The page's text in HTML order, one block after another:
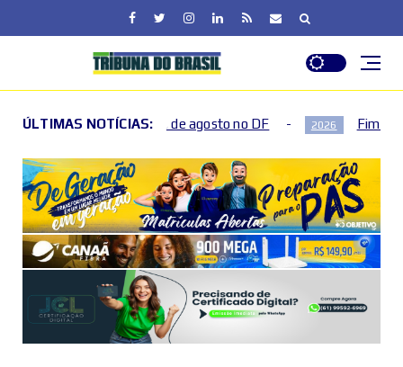
ÚLTIMAS NOTÍCIAS:
de agosto no DF 2026 Fim de semana terá mudanças no